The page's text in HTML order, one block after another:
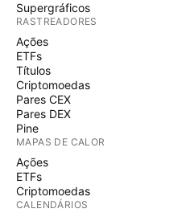
Supergráficos
RASTREADORES
Ações
ETFs
Títulos
Criptomoedas
Pares CEX
Pares DEX
Pine
MAPAS DE CALOR
Ações
ETFs
Criptomoedas
CALENDÁRIOS